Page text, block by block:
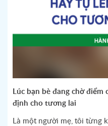
Lúc bạn bè đang chờ
định cho tương lai
Là một người mẹ, tôi từng